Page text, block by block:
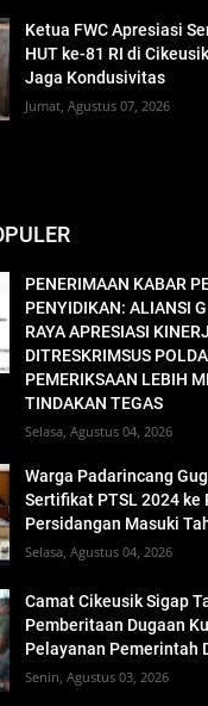
Ketua FWC Apresiasi
HUT ke-81 RI di
Jaga Kondusivitas
Jumat, Agustus 07, 2026
PENERIMAAN KABAR
PENYIDIKAN: ALIANSI
RAYA APRESIASI
DITRESKRIMSUS
PEMERIKSAAN LEBIH
TINDAKAN TEGAS
Selasa, Agustus 04, 2026
Warga Padarincang
Sertifikat PTSL 2024 ke
Persidangan Masuki
Selasa, Agustus 04, 2026
Camat Cikeusik Sigap
Pemberitaan Dugaan
Pelayanan Pemerintah
Senin, Agustus 03, 2026